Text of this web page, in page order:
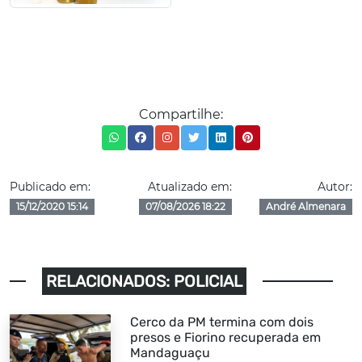
Compartilhe:
Publicado em:
15/12/2020 15:14
Atualizado em:
07/08/2026 18:22
Autor:
André Almenara
RELACIONADOS: POLICIAL
Cerco da PM termina com dois
presos e Fiorino recuperada em
Mandaguaçu